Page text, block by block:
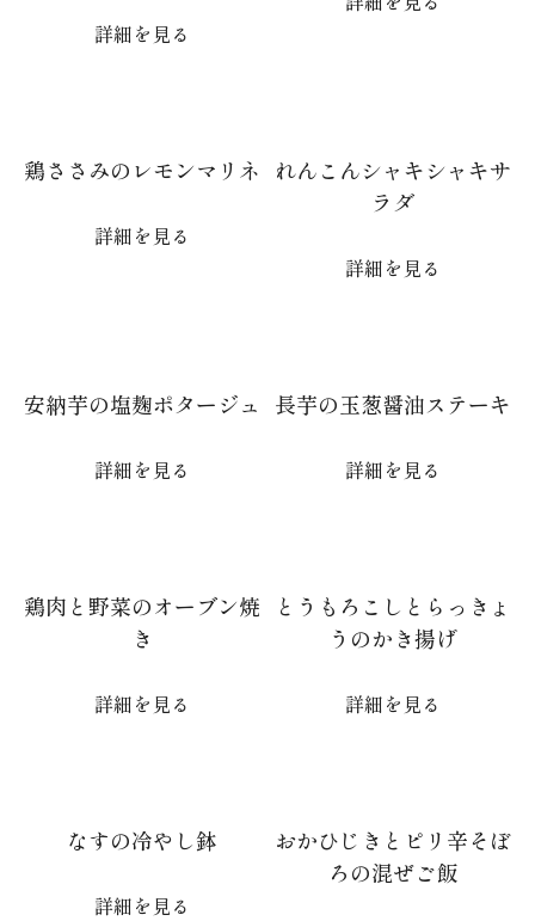
詳細を見る
鶏ささみのレモンマリネ
詳細を見る
れんこんシャキシャキサ
ラダ
詳細を見る
安納芋の塩麹ポタージュ
詳細を見る
長芋の玉葱醤油ステーキ
詳細を見る
鶏肉と野菜のオーブン焼
き
詳細を見る
とうもろこしとらっきょ
うのかき揚げ
詳細を見る
なすの冷やし鉢
詳細を見る
おかひじきとピリ辛そぼ
ろの混ぜご飯